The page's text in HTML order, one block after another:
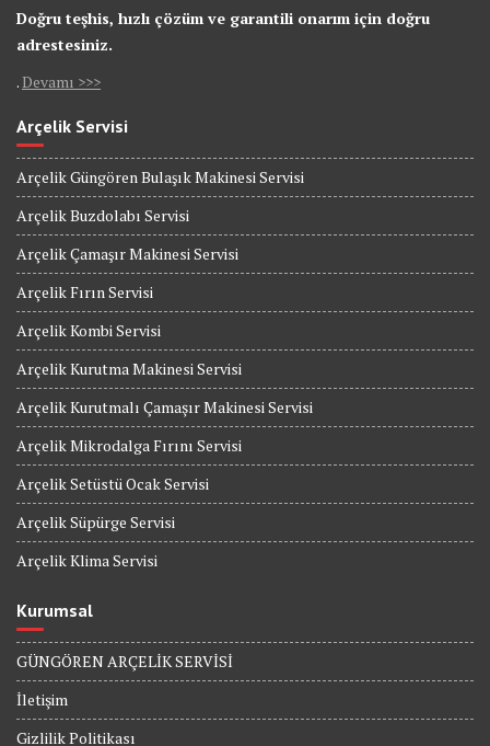
Doğru teşhis, hızlı çözüm ve garantili onarım için doğru
adrestesiniz.
.Devamı >>>
Arçelik Servisi
Arçelik Güngören Bulaşık Makinesi Servisi
Arçelik Buzdolabı Servisi
Arçelik Çamaşır Makinesi Servisi
Arçelik Fırın Servisi
Arçelik Kombi Servisi
Arçelik Kurutma Makinesi Servisi
Arçelik Kurutmalı Çamaşır Makinesi Servisi
Arçelik Mikrodalga Fırını Servisi
Arçelik Setüstü Ocak Servisi
Arçelik Süpürge Servisi
Arçelik Klima Servisi
Kurumsal
GÜNGÖREN ARÇELİK SERVİSİ
İletişim
Gizlilik Politikası